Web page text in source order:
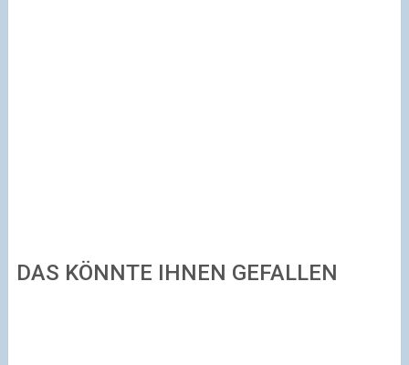
DAS KÖNNTE IHNEN GEFALLEN